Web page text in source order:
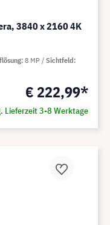
3840 x 2160 4K
€ 222,99*
Lieferzeit 3-8 Werktage
8 MP
Sichtfeld